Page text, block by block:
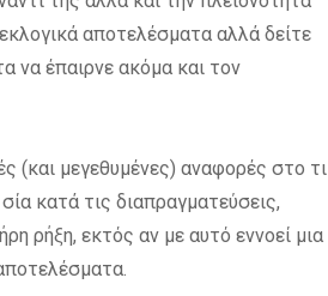
αποτελέσματα αλλά δείτε
να έπαιρνε ακόμα και τον
(και μεγεθυμένες) αναφορές στο τι
κατά τις διαπραγματεύσεις,
ρήξη, εκτός αν με αυτό εννοεί μια